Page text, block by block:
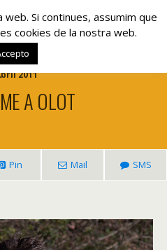
2011
A OLOT
Pin Mail SMS
Si continues, assumim que
cookies de la nostra web.